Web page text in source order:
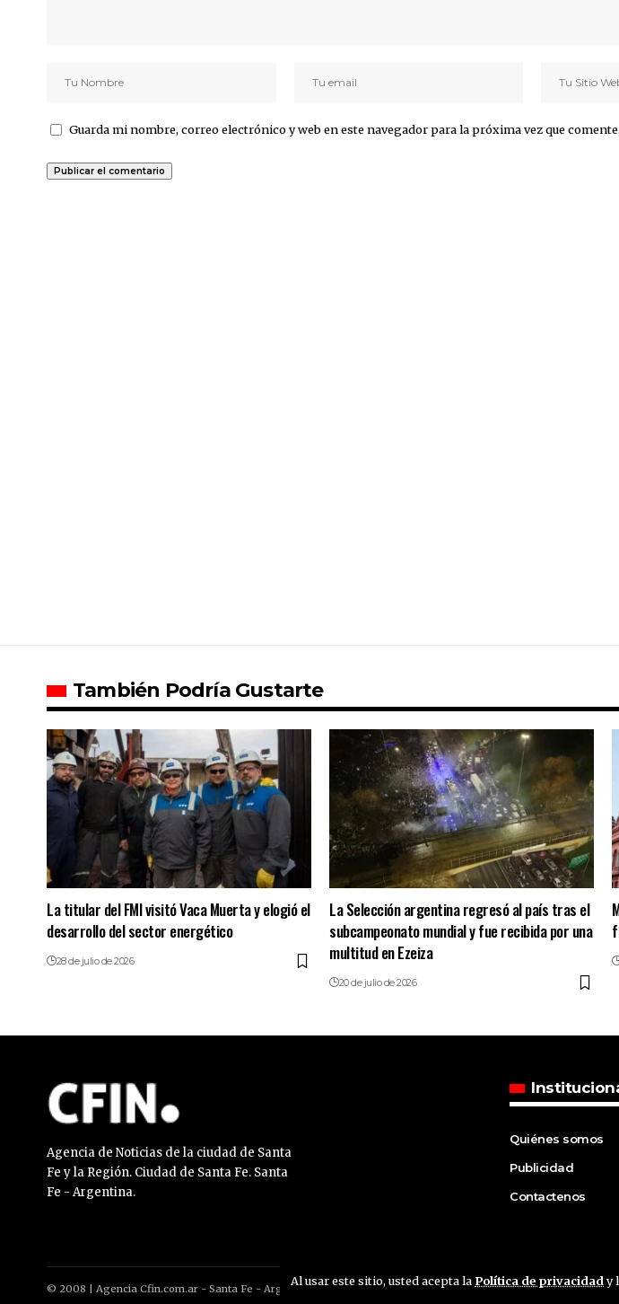
Al usar este sitio, usted acepta la Política de privacidad y
Guarda mi nombre, correo electrónico y web en este navegador para la próxima vez que comente.
También Podría Gustarte
La titular del FMI visitó Vaca Muerta y elogió el
desarrollo del sector energético
28 de julio de 2026
La Selección argentina regresó al país tras el
subcampeonato mundial y fue recibida por una
multitud en Ezeiza
20 de julio de 2026
Agencia de Noticias de la ciudad de Santa
Fe y la Región. Ciudad de Santa Fe. Santa
Fe - Argentina.
Quiénes somos
Publicidad
Contactenos
© 2008 | Agencia Cfin.com.ar - Santa Fe - Argentina | All rights reserved.